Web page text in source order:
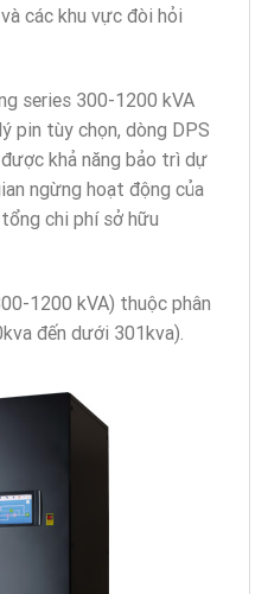
các khu vực đòi hỏi
series 300-1200 kVA
pin tùy chọn, dòng DPS
khả năng bảo trì dự
ngừng hoạt động của
chi phí sở hữu
1200 kVA) thuộc phân
đến dưới 301kva).